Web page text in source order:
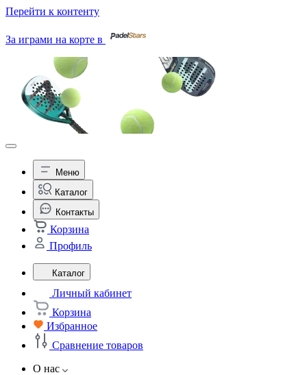
Перейти к контенту
За играми на корте в
Меню
Каталог
Контакты
Корзина
Профиль
Каталог
Личный кабинет
Корзина
Избранное
Сравнение товаров
О нас